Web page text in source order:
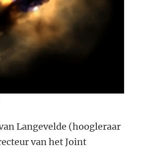
Langevelde (hoogleraar
van het Joint